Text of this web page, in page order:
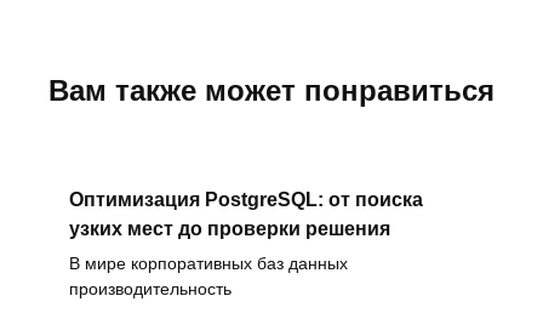
Вам также может понравиться
Оптимизация PostgreSQL: от поиска
узких мест до проверки решения
В мире корпоративных баз данных
производительность